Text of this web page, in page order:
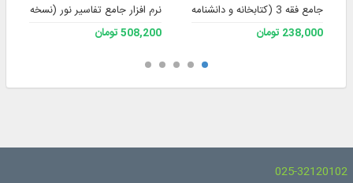
جامع فقه 3 (کتابخانه و دانشنامه تخصصی فقه)
238,000 تومان
نرم افزار جامع تفاسیر نور (نسخه 4)
508,200 تومان
025-32120102